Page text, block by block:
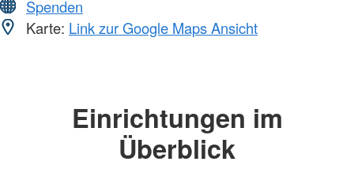
Spenden
Karte: Link zur Google Maps Ansicht
Einrichtungen im
Überblick